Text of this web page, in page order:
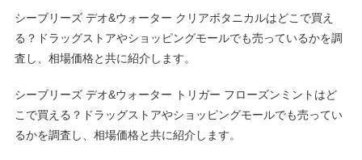
シーブリーズ デオ&ウォーター クリアボタニカルはどこで買え
る？ドラッグストアやショッピングモールでも売っているかを調
査し、相場価格と共に紹介します。
シーブリーズ デオ&ウォーター トリガー フローズンミントはど
こで買える？ドラッグストアやショッピングモールでも売ってい
るかを調査し、相場価格と共に紹介します。